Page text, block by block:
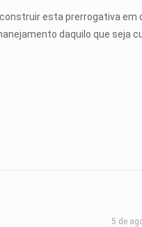
esta prerrogativa em
daquilo que seja
5 de